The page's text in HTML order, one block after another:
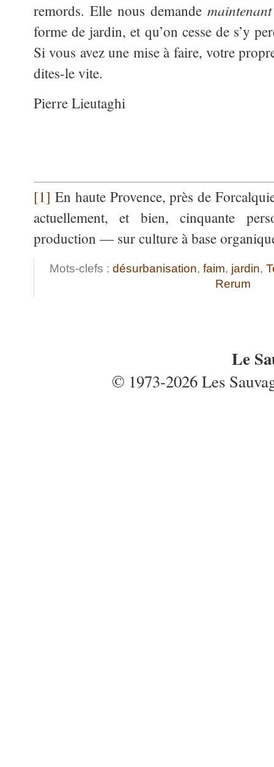
remords. Elle nous demandemaintenant
forme de jardin, et qu’on cesse de s’y
Si vous avez une mise à faire, votre
dites-le vite.
Pierre Lieutaghi
[1] En haute Provence, près de
actuellement, et bien, cinquante
production — sur culture à base
Mots-clefs : désurbanisation, faim, jardin,
Rerum
Le
© 1973-2026 Les